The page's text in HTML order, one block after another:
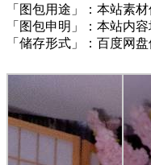
「图包用途」：本站素
「图包申明」：本站内
「储存形式」：百度网